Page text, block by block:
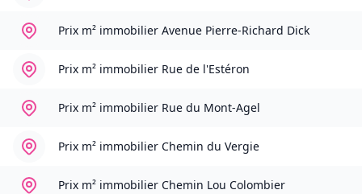
Prix m² immobilier Avenue Pierre-Richard Dick
Prix m² immobilier Rue de l'Estéron
Prix m² immobilier Rue du Mont-Agel
Prix m² immobilier Chemin du Vergie
Prix m² immobilier Chemin Lou Colombier